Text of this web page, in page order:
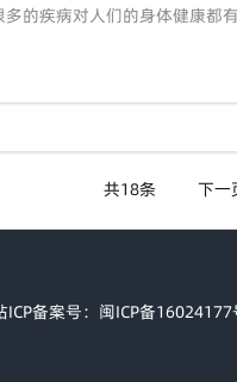
的疾病对人们的身体健康都
共18条 下一
ICP备案号：闽ICP备